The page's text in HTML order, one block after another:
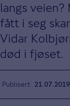
langs veien?
fått i seg
Vidar
død i fjøset.
Publisert 21.07.2019